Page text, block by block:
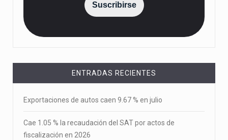
Suscribirse
ENTRADAS RECIENTES
Exportaciones de autos caen 9.67 % en julio
Cae 1.05 % la recaudación del SAT por actos de
fiscalización en 2026